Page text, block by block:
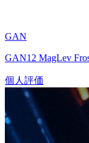
GAN
GAN12 MagLev
個人評価